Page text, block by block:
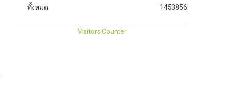
ทั้งหมด
1453856
Visitors Counter